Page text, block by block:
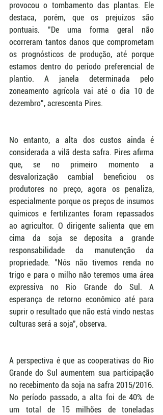
provocou o tombamento das plantas. Ele
destaca, porém, que os prejuízos são
pontuais. "De uma forma geral não
ocorreram tantos danos que comprometam
os prognósticos de produção, até porque
estamos dentro do período preferencial de
plantio. A janela determinada pelo
zoneamento agrícola vai até o dia 10 de
dezembro", acrescenta Pires.
No entanto, a alta dos custos ainda é
considerada a vilã desta safra. Pires afirma
que, se no primeiro momento a
desvalorização cambial beneficiou os
produtores no preço, agora os penaliza,
especialmente porque os preços de insumos
químicos e fertilizantes foram repassados
ao agricultor. O dirigente salienta que em
cima da soja se deposita a grande
responsabilidade da manutenção da
propriedade. "Nós não tivemos renda no
trigo e para o milho não teremos uma área
expressiva no Rio Grande do Sul. A
esperança de retorno econômico até para
suprir o resultado que não está vindo nestas
culturas será a soja", observa.
A perspectiva é que as cooperativas do Rio
Grande do Sul aumentem sua participação
no recebimento da soja na safra 2015/2016.
No período passado, a alta foi de 40% de
um total de 15 milhões de toneladas